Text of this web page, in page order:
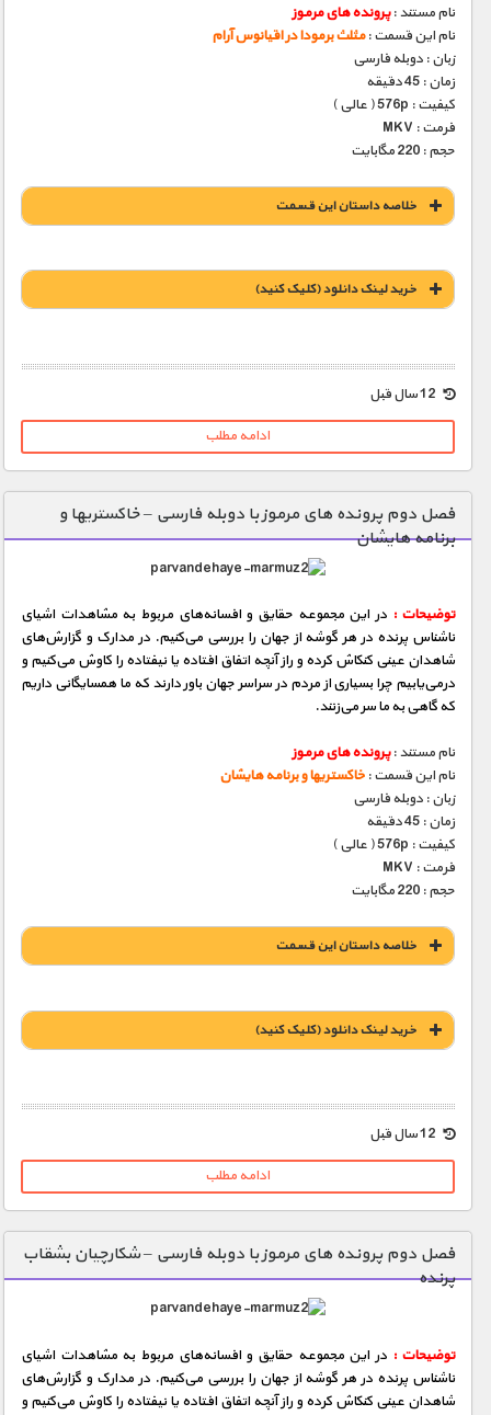
نام مستند :پرونده های مرموز
نام این قسمت :مثلث برمودا در اقیانوس آرام
زبان : دوبله فارسی
زمان : 45 دقیقه
کیفیت : 576p ( عالی )
فرمت : MKV
حجم : 220 مگابایت
خلاصه داستان این قسمت
خريد لينک دانلود (کليک کنيد)
1900 تومان – خريد لينک دانلود (افزودن به سبد خريد)
ادامه مطلب
فصل دوم پرونده های مرموز با دوبله فارسی – خاکستریها و
برنامه هایشان
توضیحات :در این مجموعه حقایق و افسانه‌های مربوط به مشاهدات اشیای
ناشناس پرنده در هر گوشه از جهان را بررسی می‌كنیم. در مدارک و گزارش‌های
شاهدان عینی كنكاش كرده و راز آنچه اتفاق‌ افتاده یا نیفتاده را کاوش می‌كنیم و
درمی‌یابیم چرا بسیاری از مردم در سراسر جهان باور دارند که ما همسایگانی داریم
که گاهی به ما سر می‌زنند.
نام مستند :پرونده های مرموز
نام این قسمت : خاکستریها و برنامه هایشان
زبان : دوبله فارسی
زمان : 45 دقیقه
کیفیت : 576p ( عالی )
فرمت : MKV
حجم : 220 مگابایت
خلاصه داستان این قسمت
خريد لينک دانلود (کليک کنيد)
1900 تومان – خريد لينک دانلود (افزودن به سبد خريد)
ادامه مطلب
فصل دوم پرونده های مرموز با دوبله فارسی – شکارچیان بشقاب
پرنده
توضیحات :در این مجموعه حقایق و افسانه‌های مربوط به مشاهدات اشیای
ناشناس پرنده در هر گوشه از جهان را بررسی می‌كنیم. در مدارک و گزارش‌های
شاهدان عینی كنكاش كرده و راز آنچه اتفاق‌ افتاده یا نیفتاده را کاوش می‌كنیم و